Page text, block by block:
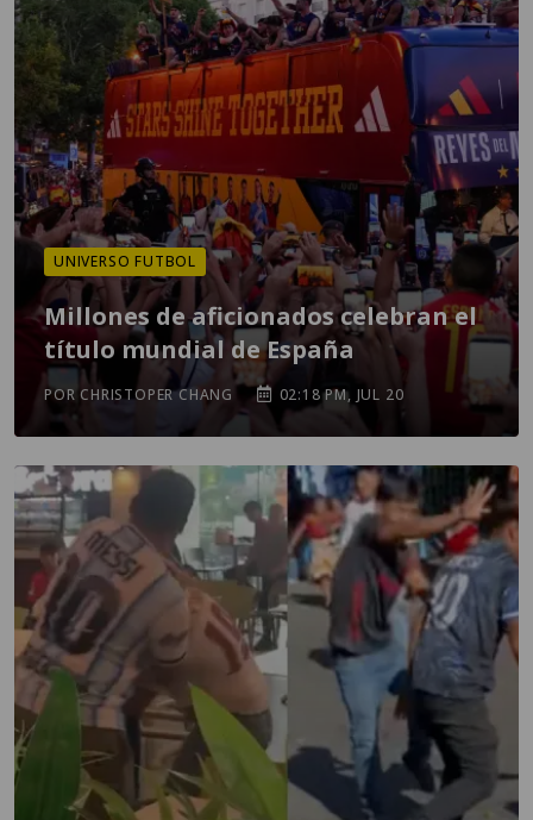
UNIVERSO FUTBOL
Millones de aficionados celebran el
título mundial de España
POR CHRISTOPER CHANG 02:18 PM, JUL 20